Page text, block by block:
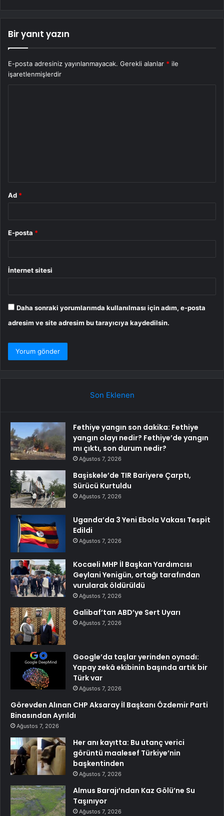
Bir yanıt yazın
E-posta adresiniz yayınlanmayacak. Gerekli alanlar * ile
işaretlenmişlerdir
Ad *
E-posta *
İnternet sitesi
Daha sonraki yorumlarımda kullanılması için adım, e-posta
adresim ve site adresim bu tarayıcıya kaydedilsin.
Son Eklenen
Fethiye yangın son dakika: Fethiye
yangın olayı nedir? Fethiye’de yangın
mı çıktı, son durum nedir?
Ağustos 7, 2026
Başiskele’de TIR Bariyere Çarptı,
Sürücü Kurtuldu
Ağustos 7, 2026
Uganda’da 3 Yeni Ebola Vakası Tespit
Edildi
Ağustos 7, 2026
Kocaeli MHP İl Başkan Yardımcısı
Geylani Yenigün, ortağı tarafından
vurularak öldürüldü
Ağustos 7, 2026
Galibaf’tan ABD’ye Sert Uyarı
Ağustos 7, 2026
Google’da taşlar yerinden oynadı:
Yapay zekâ ekibinin başında artık bir
Türk var
Ağustos 7, 2026
Görevden Alınan CHP Aksaray İl Başkanı Özdemir Parti
Binasından Ayrıldı
Ağustos 7, 2026
Her anı kayıtta: Bu utanç verici
görüntü maalesef Türkiye’nin
başkentinden
Ağustos 7, 2026
Almus Barajı’ndan Kaz Gölü’ne Su
Taşınıyor
Ağustos 7, 2026